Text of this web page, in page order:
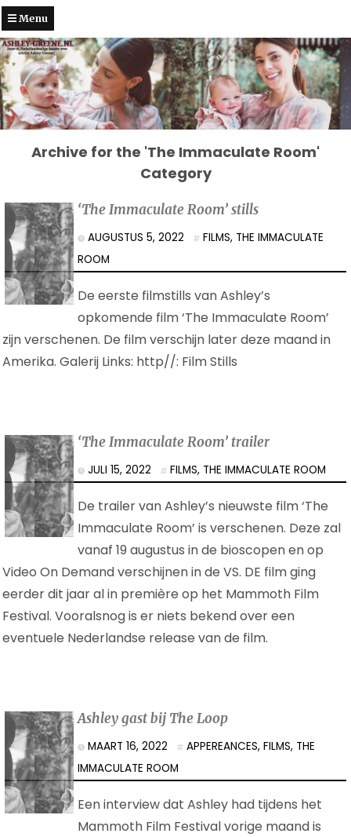
Menu
Archive for the 'The Immaculate Room'
Category
‘The Immaculate Room’ stills
AUGUSTUS 5, 2022 FILMS, THE IMMACULATE
ROOM
De eerste filmstills van Ashley’s
opkomende film ‘The Immaculate Room’
zijn verschenen. De film verschijn later deze maand in
Amerika. Galerij Links: http//: Film Stills
‘The Immaculate Room’ trailer
JULI 15, 2022 FILMS, THE IMMACULATE ROOM
De trailer van Ashley’s nieuwste film ‘The
Immaculate Room’ is verschenen. Deze zal
vanaf 19 augustus in de bioscopen en op
Video On Demand verschijnen in de VS. DE film ging
eerder dit jaar al in première op het Mammoth Film
Festival. Vooralsnog is er niets bekend over een
eventuele Nederlandse release van de film.
Ashley gast bij The Loop
MAART 16, 2022 APPEREANCES,FILMS, THE
IMMACULATE ROOM
Een interview dat Ashley had tijdens het
Mammoth Film Festival vorige maand is